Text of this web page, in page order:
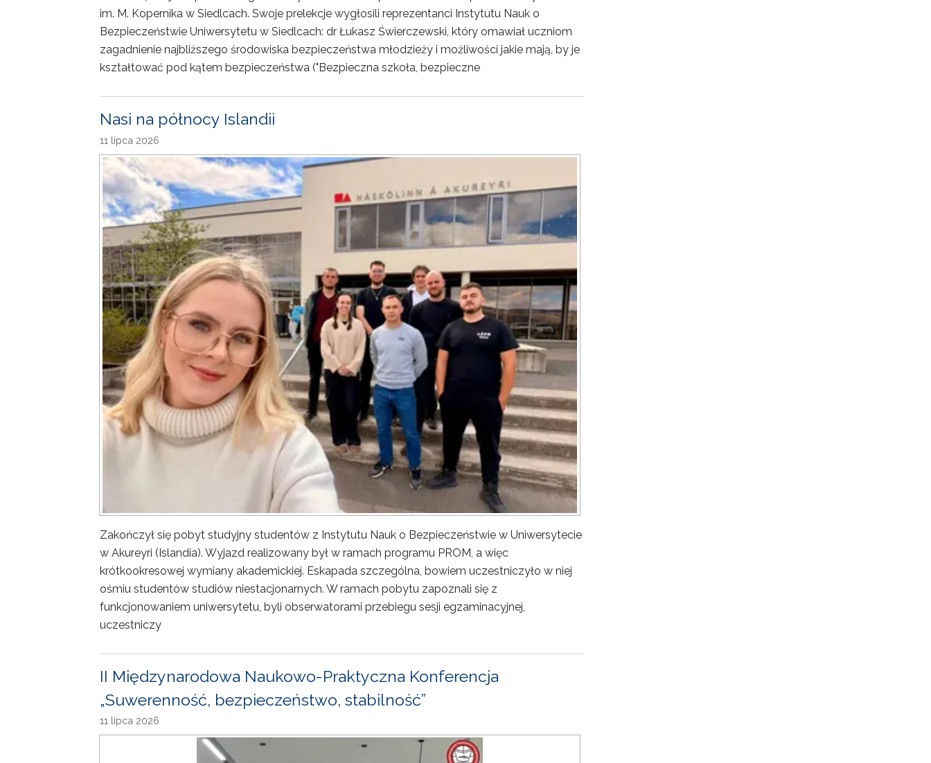
im. M. Kopernika w Siedlcach. Swoje prelekcje wygłosili reprezentanci Instytutu Nauk o
Bezpieczeństwie Uniwersytetu w Siedlcach: dr Łukasz Świerczewski, który omawiał uczniom
zagadnienie najbliższego środowiska bezpieczeństwa młodzieży i możliwości jakie mają, by je
kształtować pod kątem bezpieczeństwa ("Bezpieczna szkoła, bezpieczne
Nasi na północy Islandii
11 lipca 2026
Zakończył się pobyt studyjny studentów z Instytutu Nauk o Bezpieczeństwie w Uniwersytecie
w Akureyri (Islandia). Wyjazd realizowany był w ramach programu PROM, a więc
krótkookresowej wymiany akademickiej. Eskapada szczególna, bowiem uczestniczyło w niej
ośmiu studentów studiów niestacjonarnych. W ramach pobytu zapoznali się z
funkcjonowaniem uniwersytetu, byli obserwatorami przebiegu sesji egzaminacyjnej,
uczestniczy
II Międzynarodowa Naukowo-Praktyczna Konferencja
„Suwerenność, bezpieczeństwo, stabilność”
11 lipca 2026